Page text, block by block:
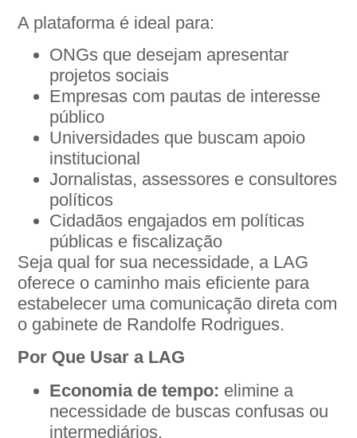
A plataforma é ideal para:
ONGs que desejam apresentar
projetos sociais
Empresas com pautas de interesse
público
Universidades que buscam apoio
institucional
Jornalistas, assessores e consultores
políticos
Cidadãos engajados em políticas
públicas e fiscalização
Seja qual for sua necessidade, a LAG
oferece o caminho mais eficiente para
estabelecer uma comunicação direta com
o gabinete de Randolfe Rodrigues.
Por Que Usar a LAG
Economia de tempo: elimine a
necessidade de buscas confusas ou
intermediários.